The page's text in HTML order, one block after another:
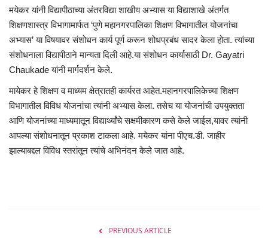
मयेकर यांनी विद्यापीठाच्या अंतरविद्या शाखीय अभ्यास या विद्याशाखे अंतर्गत
शिक्षणशास्त्र विभागामार्फत ‘पुणे महानगरपालिका शिक्षण विभागातील योजनांचा
अभ्यास’ या विषयावर संशोधन कार्य पूर्ण करून शोधप्रबंध सादर केला होता. त्यांच्या
संशोधनाला विद्यापीठाने मान्यता दिली आहे.या संशोधन कार्यासाठी Dr. Gayatri
Chaukadeयांनी मार्गदर्शन केले.
मायेकर हे शिक्षण व माध्यम क्षेत्रातही कार्यरत आहेत.महानगरपालिकेच्या शिक्षण
विभागातील विविध योजनांचा त्यांनी अभ्यास केला. तसेच या योजनांची उपयुक्तता
आणि योजनांच्या माध्यमातून विद्यार्थ्यांचे सक्षमीकारण कसे केले जाईल,यावर त्यांनी
आपल्या संशोधनातून प्रकाश टाकला आहे. मयेकर यांना पीएच.डी. जाहीर
झाल्याबद्दल विविध स्तरांतून त्यांचे अभिनंदन केले जात आहे.
PREVIOUS ARTICLE